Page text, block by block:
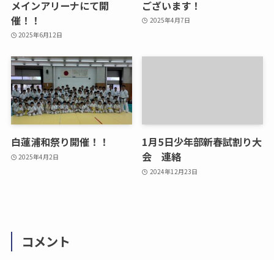
メインアリーナにて開
催！！
2025年6月12日
ございます！
2025年4月7日
白蓮浦和祭り開催！！
2025年4月2日
1月5日少年部新春試割り大
会 連絡
2024年12月23日
コメント